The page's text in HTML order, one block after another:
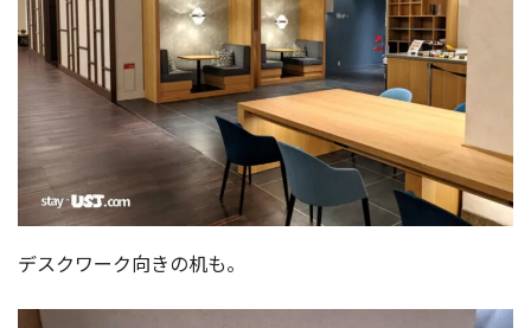
デスクワーク向きの机も。